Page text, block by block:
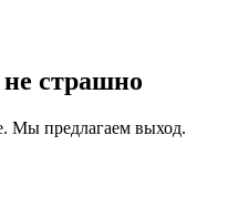
страшно
Мы предлагаем выход.